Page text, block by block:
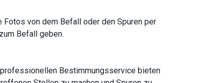
Fotos von dem Befall oder den Spuren per
Befall geben.
Bestimmungsservice bieten